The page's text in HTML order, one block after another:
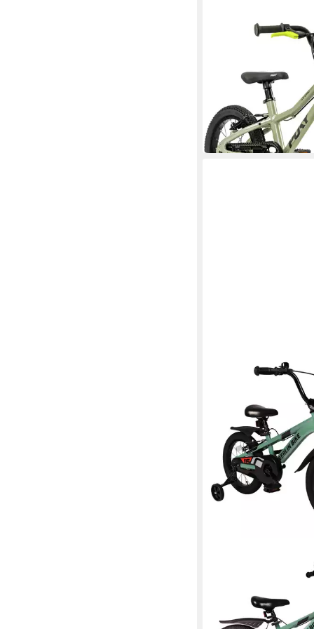
Kinderfahrrad LS-
Aluminium Rahmen
15,03 €mtl. in 36 Raten
in 2-3 Werktagen bei dir